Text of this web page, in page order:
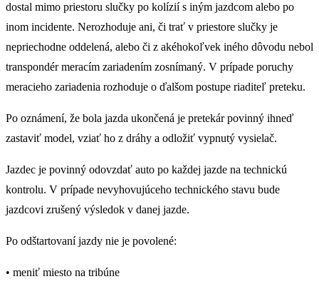
dostal mimo priestoru slučky po kolízií s iným jazdcom alebo po
inom incidente. Nerozhoduje ani, či trať v priestore slučky je
nepriechodne oddelená, alebo či z akéhokoľvek iného dôvodu nebol
transpondér meracím zariadením zosnímaný. V prípade poruchy
meracieho zariadenia rozhoduje o ďalšom postupe riaditeľ preteku.
Po oznámení, že bola jazda ukončená je pretekár povinný ihneď
zastaviť model, vziať ho z dráhy a odložiť vypnutý vysielač.
Jazdec je povinný odovzdať auto po každej jazde na technickú
kontrolu. V prípade nevyhovujúceho technického stavu bude
jazdcovi zrušený výsledok v danej jazde.
Po odštartovaní jazdy nie je povolené:
• meniť miesto na tribúne